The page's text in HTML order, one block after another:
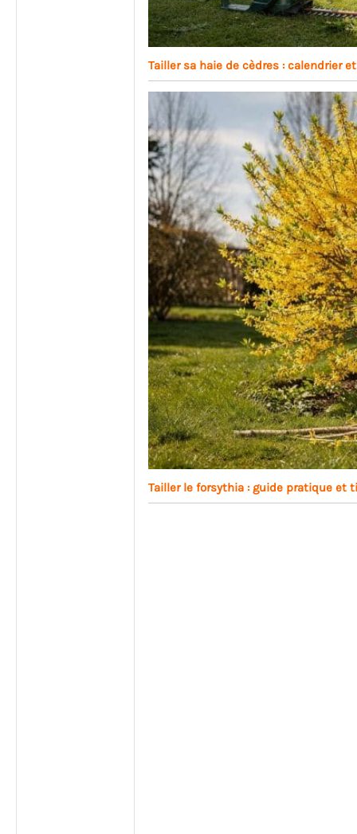
Tailler sa haie de cèdres : calendrier
Tailler le forsythia : guide pratique et